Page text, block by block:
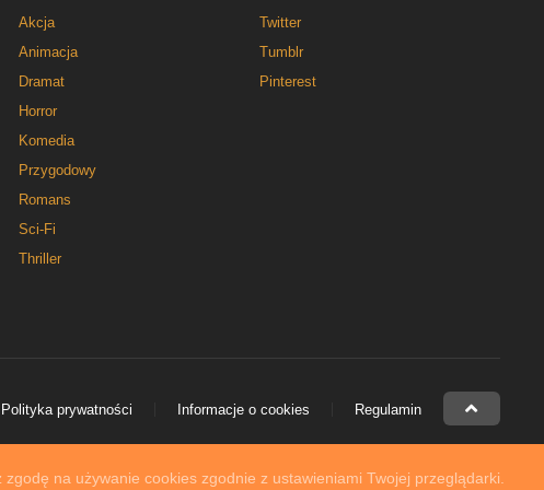
na używanie cookies zgodnie z ustawieniami Twojej przeglądarki.
Akcja
Animacja
Dramat
Horror
Komedia
Przygodowy
Romans
Sci-Fi
Thriller
Twitter
Tumblr
Pinterest
Polityka prywatności Informacje o cookies Regulamin